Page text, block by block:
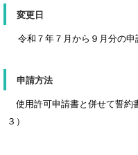
変更日
令和７年７月から９月分の申
申請方法
使用許可申請書と併せて誓約
３）